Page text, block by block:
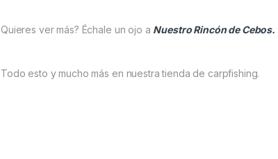
Quieres ver más? Échale un ojo a Nuestro Rincón de Cebos.
Todo esto y mucho más en nuestra tienda de carpfishing.